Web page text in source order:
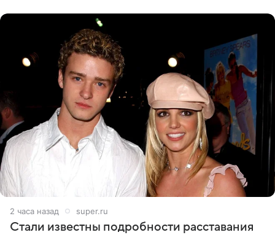
2 часа назад super.ru
Стали известны подробности расставания